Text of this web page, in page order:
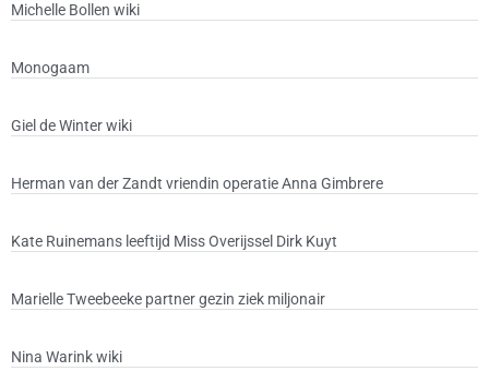
Michelle Bollen wiki
Monogaam
Giel de Winter wiki
Herman van der Zandt vriendin operatie Anna Gimbrere
Kate Ruinemans leeftijd Miss Overijssel Dirk Kuyt
Marielle Tweebeeke partner gezin ziek miljonair
Nina Warink wiki